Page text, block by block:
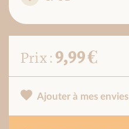
Prix :9,99 €
Ajouter à mes envies